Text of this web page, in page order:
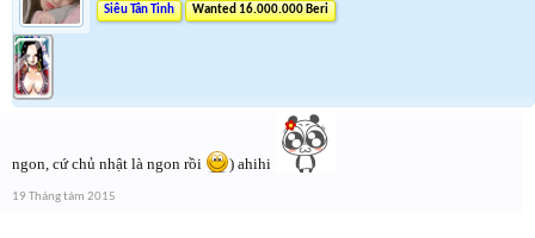
Siêu Tân Tinh
Wanted 16.000.000 Beri
ngon, cứ chủ nhật là ngon rồi ) ahihi
19 Tháng tám 2015